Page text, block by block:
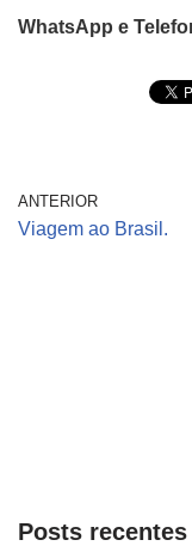
WhatsApp e
ANTERIOR
Viagem ao Brasil.
Posts recentes